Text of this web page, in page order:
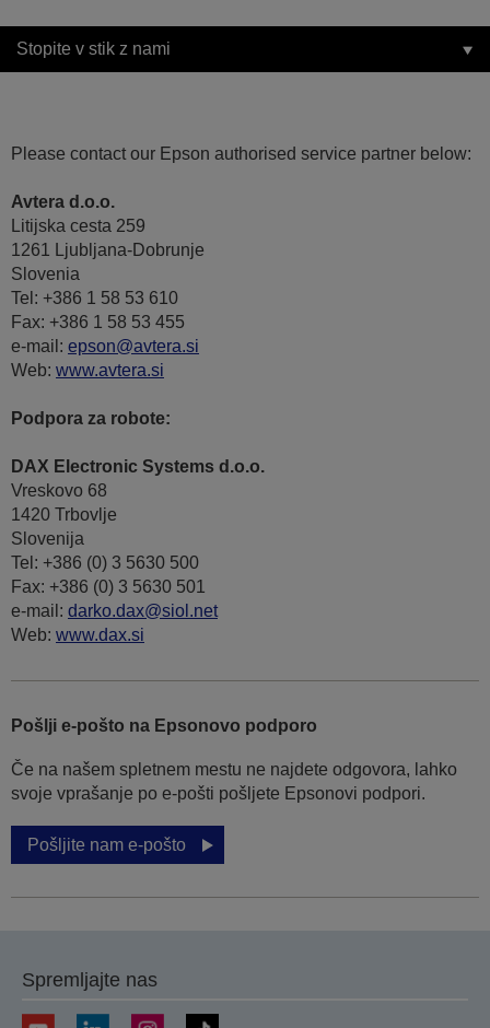
Stopite v stik z nami
Please contact our Epson authorised service partner below:
Avtera d.o.o.
Litijska cesta 259
1261 Ljubljana-Dobrunje
Slovenia
Tel: +386 1 58 53 610
Fax: +386 1 58 53 455
e-mail: epson@avtera.si
Web: www.avtera.si
Podpora za robote:
DAX Electronic Systems d.o.o.
Vreskovo 68
1420 Trbovlje
Slovenija
Tel: +386 (0) 3 5630 500
Fax: +386 (0) 3 5630 501
e-mail: darko.dax@siol.net
Web: www.dax.si
Pošlji e-pošto na Epsonovo podporo
Če na našem spletnem mestu ne najdete odgovora, lahko
svoje vprašanje po e-pošti pošljete Epsonovi podpori.
Pošljite nam e-pošto
Spremljajte nas